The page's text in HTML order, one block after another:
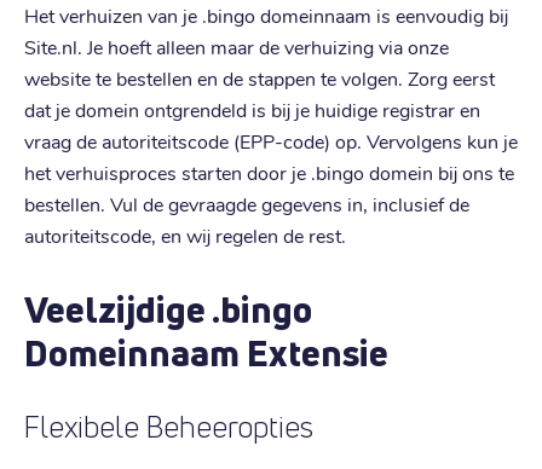
Het verhuizen van je .bingo domeinnaam is eenvoudig bij
Site.nl. Je hoeft alleen maar de verhuizing via onze
website te bestellen en de stappen te volgen. Zorg eerst
dat je domein ontgrendeld is bij je huidige registrar en
vraag de autoriteitscode (EPP-code) op. Vervolgens kun je
het verhuisproces starten door je .bingo domein bij ons te
bestellen. Vul de gevraagde gegevens in, inclusief de
autoriteitscode, en wij regelen de rest.
Veelzijdige .bingo
Domeinnaam Extensie
Flexibele Beheeropties